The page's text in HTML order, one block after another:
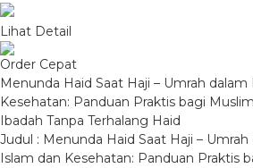
Lihat Detail
Order Cepat
Menunda Haid Saat Haji – Umrah
Kesehatan: Panduan Praktis bagi
Ibadah Tanpa Terhalang Haid
Judul : Menunda Haid Saat Haji –
Islam dan Kesehatan: Panduan Praktis